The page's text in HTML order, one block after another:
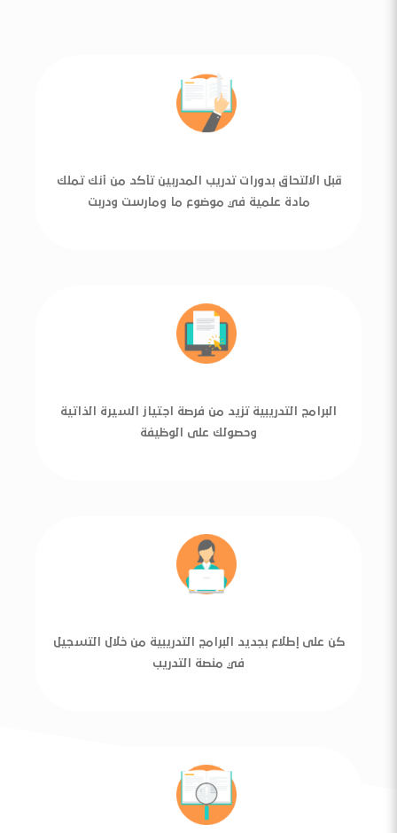
قبل الالتحاق بدورات تدريب المدربين تأكد من أنك تملك
مادة علمية في موضوع ما ومارست ودربت
البرامج التدريبية تزيد من فرصة اجتياز السيرة الذاتية
وحصولك على الوظيفة
كن على إطلاع بجديد البرامج التدريبية من خلال التسجيل
في منصة التدريب